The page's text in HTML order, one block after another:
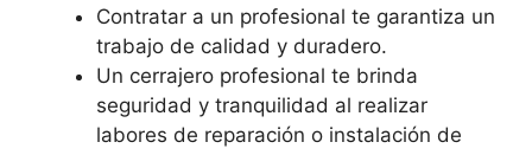
Contratar a un profesional te garantiza un
trabajo de calidad y duradero.
Un cerrajero profesional te brinda
seguridad y tranquilidad al realizar
labores de reparación o instalación de